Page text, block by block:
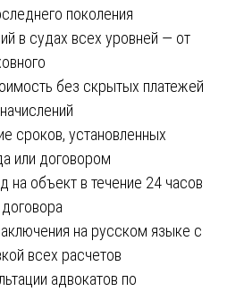
поколения
в судах всех уровней — от
без скрытых платежей
сроков, установленных
или договором
на объект в течение 24 часов
на русском языке с
всех расчетов
адвокатов по